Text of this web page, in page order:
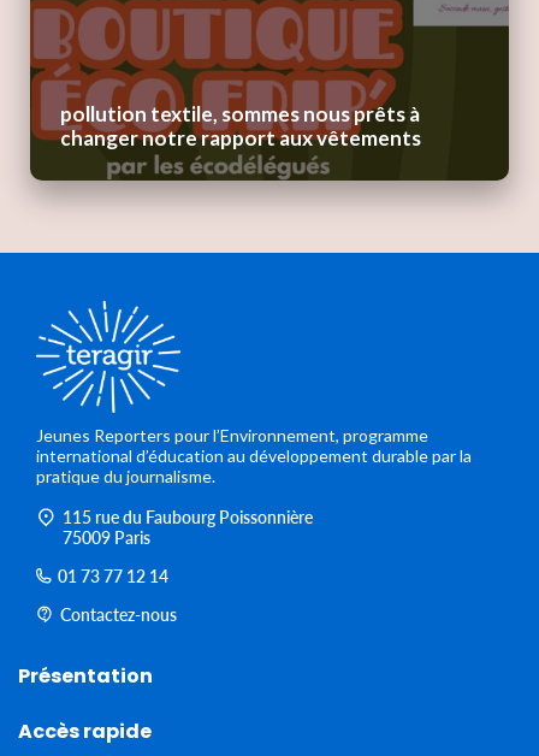
pollution textile, sommes nous prêts à
changer notre rapport aux vêtements
Jeunes Reporters pour l’Environnement, programme
international d’éducation au développement durable par la
pratique du journalisme.
115 rue du Faubourg Poissonnière
75009 Paris
01 73 77 12 14
Contactez-nous
Présentation
Accès rapide